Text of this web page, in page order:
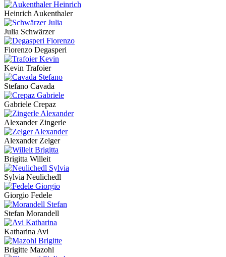
Heinrich Aukenthaler
Julia Schwärzer
Fiorenzo Degasperi
Kevin Trafoier
Stefano Cavada
Gabriele Crepaz
Alexander Zingerle
Alexander Zelger
Brigitta Willeit
Sylvia Neulichedl
Giorgio Fedele
Stefan Morandell
Katharina Avi
Brigitte Mazohl